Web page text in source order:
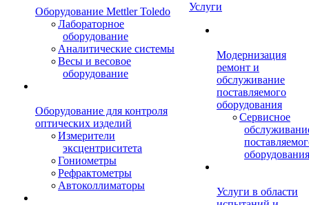
Оборудование Mettler Toledo
Лабораторное
оборудование
Аналитические системы
Весы и весовое
оборудование
Оборудование для контроля
оптических изделий
Измерители
эксцентриситета
Гониометры
Рефрактометры
Автоколлиматоры
Услуги
Модернизация
ремонт и
обслуживание
поставляемого
оборудования
Сервисное
оборудования
Услуги в области